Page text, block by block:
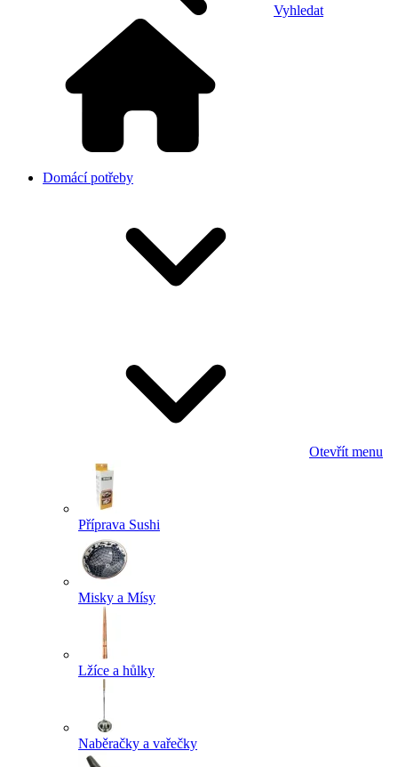
Vyhledat
Domácí potřeby
Otevřít menu
Příprava Sushi
Misky a Mísy
Lžíce a hůlky
Naběračky a vařečky